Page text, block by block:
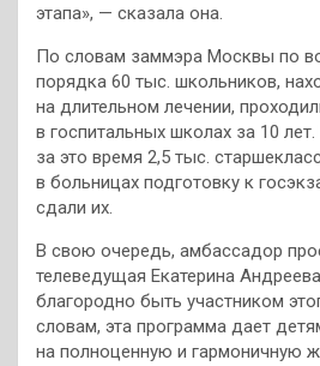
этапа», — сказала она.
По словам заммэра Москвы по
порядка 60 тыс. школьников,
на длительном лечении,
в госпитальных школах за 10
за это время 2,5 тыс.
в больницах подготовку к
сдали их.
В свою очередь, амбассадор
телеведущая Екатерина
благородно быть участником
словам, эта программа дает
на полноценную и гармоничную